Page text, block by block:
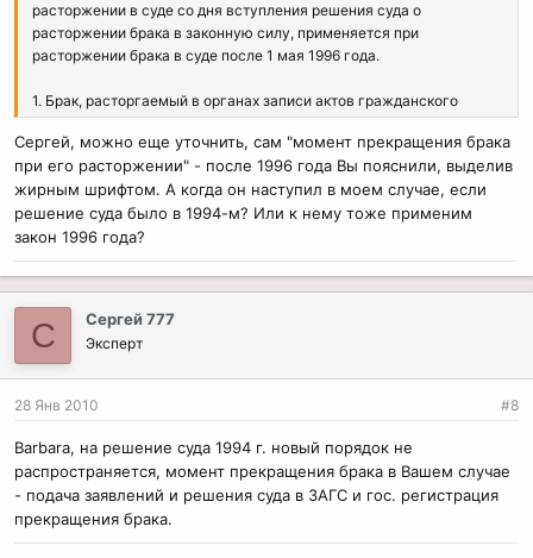
расторжении в суде со дня вступления решения суда о
расторжении брака в законную силу, применяется при
расторжении брака в суде после 1 мая 1996 года.
1. Брак, расторгаемый в органах записи актов гражданского
состояния, прекращается со дня государственной регистрации
расторжения брака в книге регистрации актов гражданского
состояния,а при расторжении брака в суде - со дня вступления
решения суда в законную силу.
Сергей, можно еще уточнить, сам "момент прекращения брака
при его расторжении" - после 1996 года Вы пояснили, выделив
жирным шрифтом. А когда он наступил в моем случае, если
решение суда было в 1994-м? Или к нему тоже применим
закон 1996 года?
С Сергей 777
Эксперт
28 Янв 2010 #8
Barbara, на решение суда 1994 г. новый порядок не
распространяется, момент прекращения брака в Вашем случае
- подача заявлений и решения суда в ЗАГС и гос. регистрация
прекращения брака.